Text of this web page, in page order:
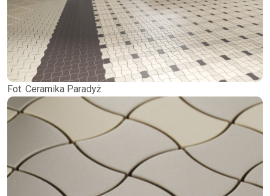
Fot. Ceramika Paradyż